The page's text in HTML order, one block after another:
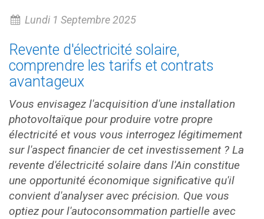
Lundi 1 Septembre 2025
Revente d'électricité solaire,
comprendre les tarifs et contrats
avantageux
Vous envisagez l'acquisition d'une installation
photovoltaïque pour produire votre propre
électricité et vous vous interrogez légitimement
sur l'aspect financier de cet investissement ? La
revente d'électricité solaire dans l'Ain constitue
une opportunité économique significative qu'il
convient d'analyser avec précision. Que vous
optiez pour l'autoconsommation partielle avec